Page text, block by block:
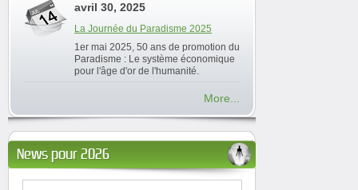
avril 30, 2025
La Journée du Paradisme 2025
1er mai 2025, 50 ans de promotion du
Paradisme : Le système économique
pour l'âge d'or de l'humanité.
More...
News pour 2026